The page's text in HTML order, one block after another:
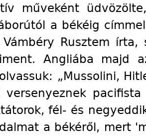
műveként
a békéig
Vámbéry Rusztem
Angliába majd
„Mussolini,
versenyeznek
fél- és
a békéről, mert